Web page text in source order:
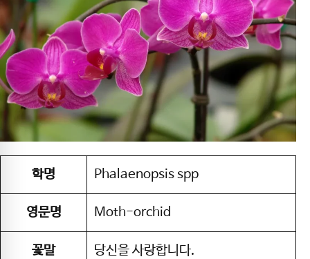
학명 Phalaenopsis spp
영문명 Moth-orchid
꽃말 당신을 사랑합니다.